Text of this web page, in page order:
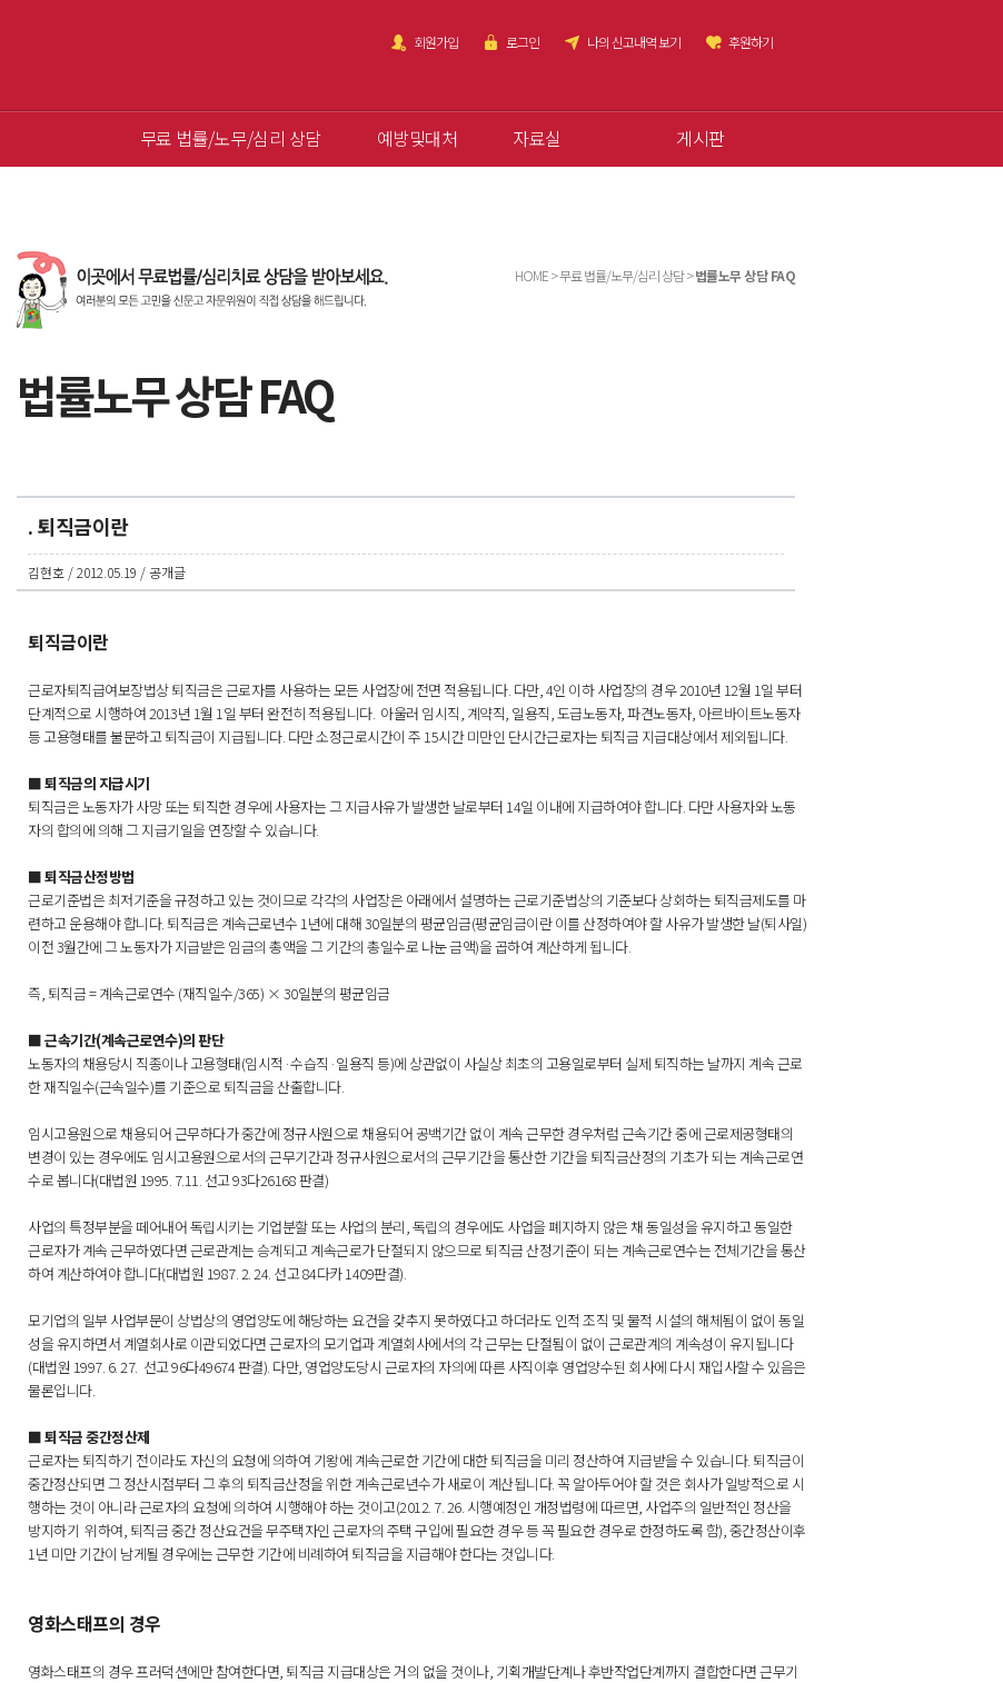
회원가입 로그인 나의 신고내역 보기 후원하기
무료 법률/노무/심리 상담 예방및대처 자료실 게시판
HOME > 무료 법률/노무/심리 상담 >법률노무 상담 FAQ
법률노무 상담 FAQ
. 퇴직금이란
김현호 / 2012.05.19 / 공개글
퇴직금이란
근로자퇴직급여보장법상 퇴직금은 근로자를 사용하는 모든 사업장에 전면 적용됩니다. 다만, 4인 이하 사업장의 경우 2010년 12월 1일 부터
단계적으로 시행하여 2013년 1월 1일 부터 완전히 적용됩니다. 아울러 임시직, 계약직, 일용직, 도급노동자, 파견노동자, 아르바이트노동자
등 고용형태를 불문하고 퇴직금이 지급됩니다. 다만 소정근로시간이 주 15시간 미만인 단시간근로자는 퇴직금 지급대상에서 제외됩니다.
■ 퇴직금의 지급시기
퇴직금은 노동자가 사망 또는 퇴직한 경우에 사용자는 그 지급사유가 발생한 날로부터 14일 이내에 지급하여야 합니다. 다만 사용자와 노동
자의 합의에 의해 그 지급기일을 연장할 수 있습니다.
■ 퇴직금산정방법
근로기준법은 최저기준을 규정하고 있는 것이므로 각각의 사업장은 아래에서 설명하는 근로기준법상의 기준보다 상회하는 퇴직금제도를 마
련하고 운용해야 합니다. 퇴직금은 계속근로년수 1년에 대해 30일분의 평균임금(평균임금이란 이를 산정하여야 할 사유가 발생한 날(퇴사일)
이전 3월간에 그 노동자가 지급받은 임금의 총액을 그 기간의 총일수로 나눈 금액)을 곱하여 계산하게 됩니다.
즉, 퇴직금 = 계속근로연수 (재직일수/365) × 30일분의 평균임금
■ 근속기간(계속근로연수)의 판단
노동자의 채용당시 직종이나 고용형태(임시적·수습직·일용직 등)에 상관없이 사실상 최초의 고용일로부터 실제 퇴직하는 날까지 계속 근로
한 재직일수(근속일수)를 기준으로 퇴직금을 산출합니다.
임시고용원으로 채용되어 근무하다가 중간에 정규사원으로 채용되어 공백기간 없이 계속 근무한 경우처럼 근속기간 중에 근로제공형태의
변경이 있는 경우에도 임시고용원으로서의 근무기간과 정규사원으로서의 근무기간을 통산한 기간을 퇴직금산정의 기초가 되는 계속근로연
수로 봅니다(대법원 1995. 7.11. 선고 93다26168 판결)
사업의 특정부분을 떼어내어 독립시키는 기업분할 또는 사업의 분리, 독립의 경우에도 사업을 폐지하지 않은 채 동일성을 유지하고 동일한
근로자가 계속 근무하였다면 근로관계는 승계되고 계속근로가 단절되지 않으므로 퇴직금 산정기준이 되는 계속근로연수는 전체기간을 통산
하여 계산하여야 합니다(대법원 1987. 2. 24. 선고 84다카 1409판결).
모기업의 일부 사업부문이 상법상의 영업양도에 해당하는 요건을 갖추지 못하였다고 하더라도 인적 조직 및 물적 시설의 해체됨이 없이 동일
성을 유지하면서 계열회사로 이관되었다면 근로자의 모기업과 계열회사에서의 각 근무는 단절됨이 없이 근로관계의 계속성이 유지됩니다
(대법원 1997. 6. 27. 선고 96다49674 판결). 다만, 영업양도당시 근로자의 자의에 따른 사직이후 영업양수된 회사에 다시 재입사할 수 있음은
물론입니다.
■ 퇴직금 중간정산제
근로자는 퇴직하기 전이라도 자신의 요청에 의하여 기왕에 계속근로한 기간에 대한 퇴직금을 미리 정산하여 지급받을 수 있습니다. 퇴직금이
중간정산되면 그 정산시점부터 그 후의 퇴직금산정을 위한 계속근로년수가 새로이 계산됩니다. 꼭 알아두어야 할 것은 회사가 일방적으로 시
행하는 것이 아니라 근로자의 요청에 의하여 시행해야 하는 것이고(2012. 7. 26. 시행예정인 개정법령에 따르면, 사업주의 일반적인 정산을
방지하기 위하여, 퇴직금 중간 정산요건을 무주택자인 근로자의 주택 구입에 필요한 경우 등 꼭 필요한 경우로 한정하도록 함), 중간정산이후
1년 미만 기간이 남게될 경우에는 근무한 기간에 비례하여 퇴직금을 지급해야 한다는 것입니다.
영화스태프의 경우
영화스태프의 경우 프러덕션에만 참여한다면, 퇴직금 지급대상은 거의 없을 것이나, 기획개발단계나 후반작업단계까지 결합한다면 근무기